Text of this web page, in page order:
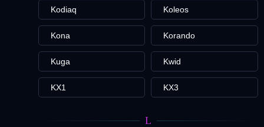
Kodiaq Koleos
Kona Korando
Kuga Kwid
KX1 KX3
L